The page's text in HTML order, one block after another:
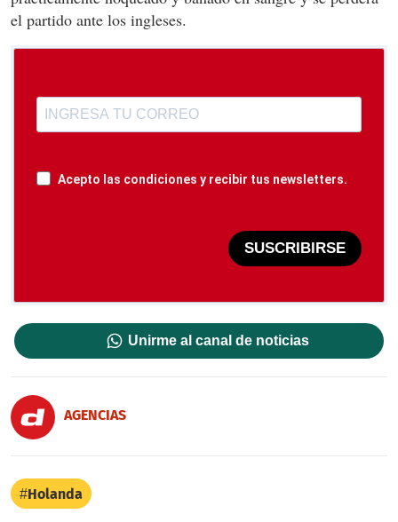
el partido ante los ingleses.
Acepto las condiciones y recibir tus newsletters.
SUSCRIBIRSE
Unirme al canal de noticias
AGENCIAS
Holanda